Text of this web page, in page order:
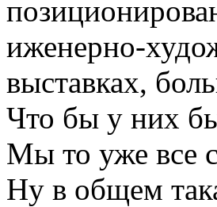
иженерно-
выставках,
Что бы у них
Мы то уже все
Ну в общем